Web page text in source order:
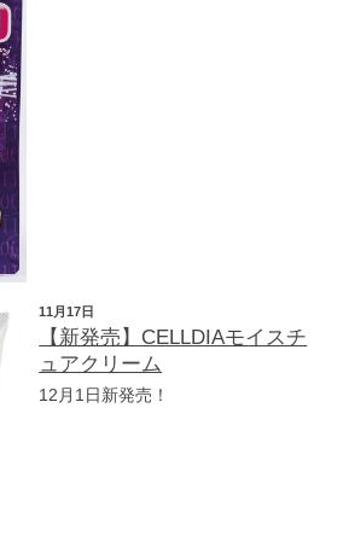
11月17日
【新発売】CELLDIAモイスチ
ュアクリーム
12月1日新発売！